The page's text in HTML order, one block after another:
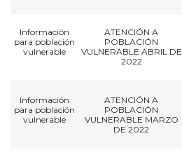
Información
para población
vulnerable
ATENCIÓN A
POBLACIÓN
VULNERABLE ABRIL DE
2022
Información
para población
vulnerable
ATENCIÓN A
POBLACIÓN
VULNERABLE MARZO
DE 2022